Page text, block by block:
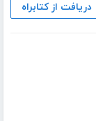
دریافت از کتابراه